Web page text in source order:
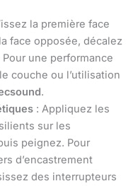
la première face
face opposée, décalez
une performance
couche ou l’utilisation
.
: Appliquez les
sur les
peignez. Pour
d’encastrement
des interrupteurs